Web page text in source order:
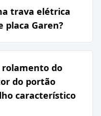
trava elétrica
placa Garen?
rolamento do
do portão
característico